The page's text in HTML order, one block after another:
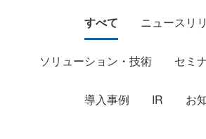
クラウドモビリティ
お問い合わせ
すべて ニュースリ
ソリューション・技術 セミ
導入事例 IR お